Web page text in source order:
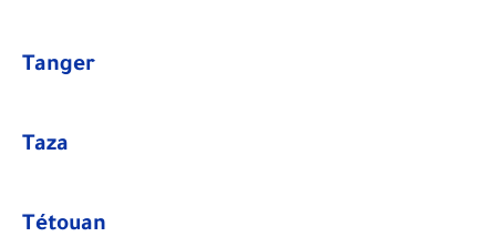
Tanger
Taza
Tétouan